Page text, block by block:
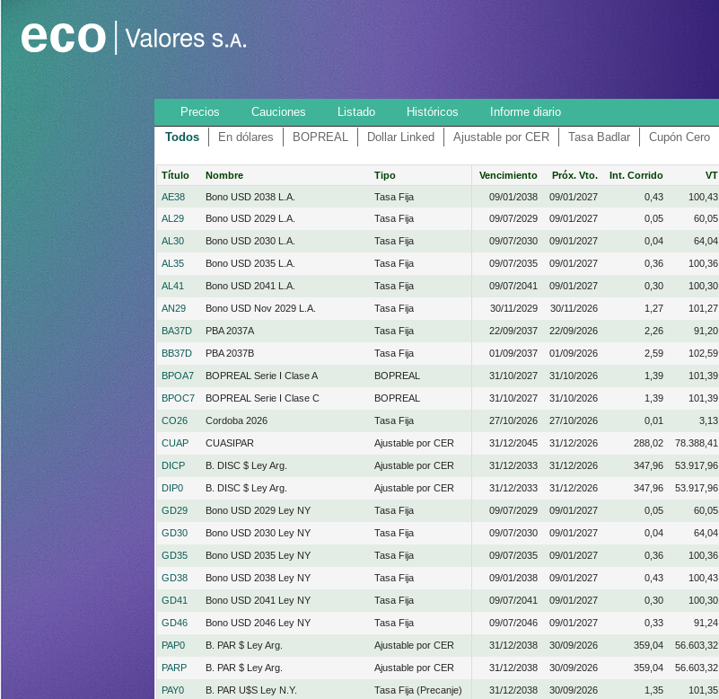
Precios Cauciones Listado Históricos
Informe diario
Todos
En dólares BOPREAL Dollar Linked Ajustable por CER Tasa Badlar Cupón Cero
Título Nombre Tipo Vencimiento Próx. Vto. Int. Corrido VT
AE38
Bono USD 2038 L.A. Tasa Fija 09/01/2038 09/01/2027 0,43 100,43
AL29
Bono USD 2029 L.A. Tasa Fija 09/07/2029 09/01/2027 0,05 60,05
AL30 Bono USD 2030 L.A. Tasa Fija 09/07/2030 09/01/2027 0,04 64,04
AL35 Bono USD 2035 L.A. Tasa Fija 09/07/2035 09/01/2027 0,36 100,36
AL41 Bono USD 2041 L.A. Tasa Fija 09/07/2041 09/01/2027 0,30 100,30
AN29 Bono USD Nov 2029 L.A. Tasa Fija 30/11/2029 30/11/2026 1,27 101,27
BA37D PBA 2037A Tasa Fija 22/09/2037 22/09/2026 2,26 91,20
BB37D PBA 2037B Tasa Fija 01/09/2037 01/09/2026 2,59 102,59
BPOA7 BOPREAL Serie I Clase A BOPREAL 31/10/2027 31/10/2026 1,39 101,39
BPOC7 BOPREAL Serie I Clase C BOPREAL 31/10/2027 31/10/2026 1,39 101,39
CO26 Cordoba 2026 Tasa Fija 27/10/2026 27/10/2026 0,01 3,13
CUAP CUASIPAR Ajustable por CER 31/12/2045 31/12/2026 288,02 78.388,41
DICP B. DISC $ Ley Arg. Ajustable por CER 31/12/2033 31/12/2026 347,96 53.917,96
DIP0 B. DISC $ Ley Arg. Ajustable por CER 31/12/2033 31/12/2026 347,96 53.917,96
GD29 Bono USD 2029 Ley NY Tasa Fija 09/07/2029 09/01/2027 0,05 60,05
GD30 Bono USD 2030 Ley NY Tasa Fija 09/07/2030 09/01/2027 0,04 64,04
GD35 Bono USD 2035 Ley NY Tasa Fija 09/07/2035 09/01/2027 0,36 100,36
GD38 Bono USD 2038 Ley NY Tasa Fija 09/01/2038 09/01/2027 0,43 100,43
GD41 Bono USD 2041 Ley NY Tasa Fija 09/07/2041 09/01/2027 0,30 100,30
GD46 Bono USD 2046 Ley NY Tasa Fija 09/07/2046 09/01/2027 0,33 91,24
PAP0 B. PAR $ Ley Arg. Ajustable por CER 31/12/2038 30/09/2026 359,04 56.603,32
PARP B. PAR $ Ley Arg. Ajustable por CER 31/12/2038 30/09/2026 359,04 56.603,32
PAY0 B. PAR U$S Ley N.Y. Tasa Fija (Precanje) 31/12/2038 30/09/2026 1,35 101,35